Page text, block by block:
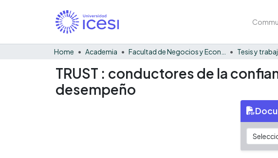
Home Academia Tesis y
TRUST : conductores de la
desempeño